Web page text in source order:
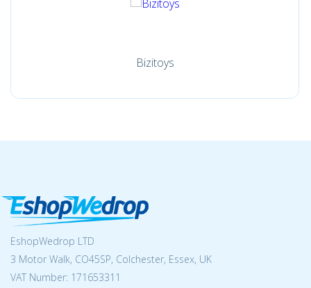
Bizitoys
EshopWedrop LTD
3 Motor Walk, CO45SP, Colchester, Essex, UK
VAT Number: 171653311